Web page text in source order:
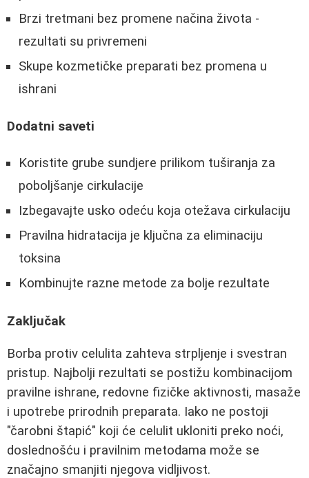
Brzi tretmani bez promene načina života -
rezultati su privremeni
Skupe kozmetičke preparati bez promena u
ishrani
Dodatni saveti
Koristite grube sundjere prilikom tuširanja za
poboljšanje cirkulacije
Izbegavajte usko odeću koja otežava cirkulaciju
Pravilna hidratacija je ključna za eliminaciju
toksina
Kombinujte razne metode za bolje rezultate
Zaključak
Borba protiv celulita zahteva strpljenje i svestran
pristup. Najbolji rezultati se postižu kombinacijom
pravilne ishrane, redovne fizičke aktivnosti, masaže
i upotrebe prirodnih preparata. Iako ne postoji
"čarobni štapić" koji će celulit ukloniti preko noći,
doslednošću i pravilnim metodama može se
značajno smanjiti njegova vidljivost.